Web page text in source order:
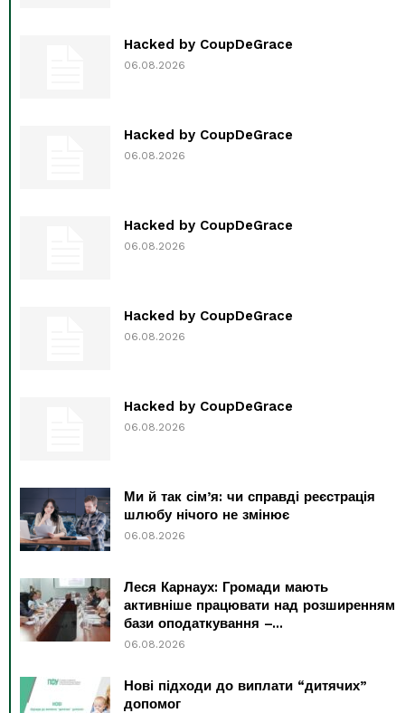
Hacked by CoupDeGrace
06.08.2026
Hacked by CoupDeGrace
06.08.2026
Hacked by CoupDeGrace
06.08.2026
Hacked by CoupDeGrace
06.08.2026
Hacked by CoupDeGrace
06.08.2026
Ми й так сім’я: чи справді реєстрація
шлюбу нічого не змінює
06.08.2026
Леся Карнаух: Громади мають
активніше працювати над розширенням
бази оподаткування –...
06.08.2026
Нові підходи до виплати “дитячих”
допомог